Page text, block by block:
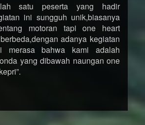
satu peserta yang hadir
ini sungguh unik,biasanya
motoran tapi one heart
adanya kegiatan
merasa bahwa kami adalah
yang dibawah naungan one